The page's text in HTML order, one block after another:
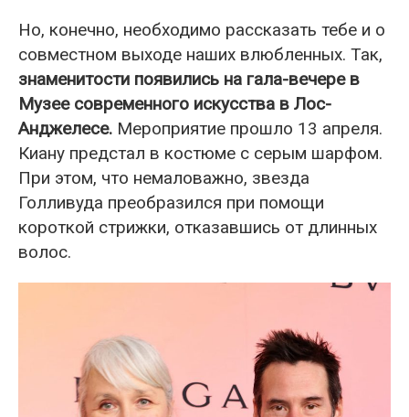
Но, конечно, необходимо рассказать тебе и о
совместном выходе наших влюбленных. Так,
знаменитости появились на гала-вечере в
Музее современного искусства в Лос-
Анджелесе. Мероприятие прошло 13 апреля.
Киану предстал в костюме с серым шарфом.
При этом, что немаловажно, звезда
Голливуда преобразился при помощи
короткой стрижки, отказавшись от длинных
волос.